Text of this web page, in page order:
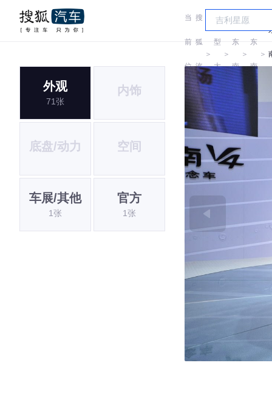
当
前
位
置:
搜
狐
汽
车
＞
车
型
大
全
＞
东
南
＞
东
南
＞
外观
71张
内饰
底盘/动力 空间
车展/其他
1张
官方
1张